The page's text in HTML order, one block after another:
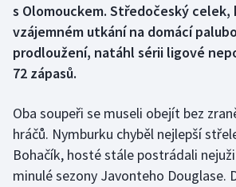
Box
Curling
Florbal
Futsal
s Olomouckem. Středočeský
vzájemném utkání na domácí
prodloužení, natáhl sérii ligové
72 zápasů.
Oba soupeři se museli obejít bez
hráčů. Nymburku chyběl nejlepší
Bohačík, hosté stále postrádali
minulé sezony Javonteho